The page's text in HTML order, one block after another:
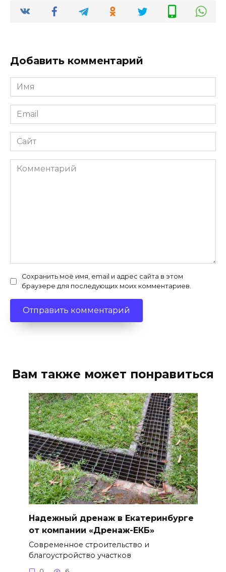
Добавить комментарий
Имя
*
Email
*
Сайт
Комментарий
Сохранить моё имя, email и адрес сайта в этом
браузере для последующих моих комментариев.
Вам также может понравиться
Надежный дренаж в Екатеринбурге
от компании «Дренаж-ЕКБ»
Современное строительство и
благоустройство участков